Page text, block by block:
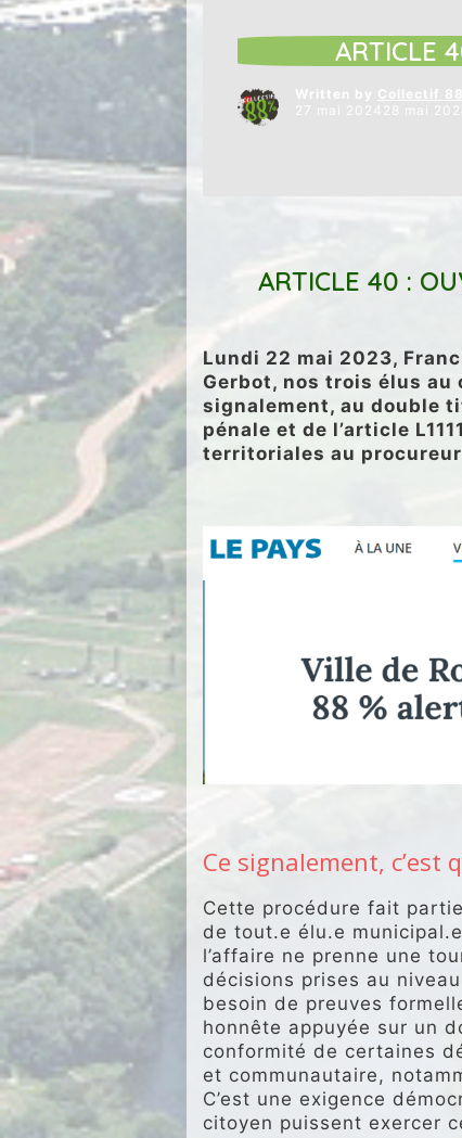
ARTICLE
Written by Collectif
27 mai 202428 mai
ARTICLE 40 :
Lundi 22 mai 2023,
Gerbot, nos trois élus au
signalement, au double
pénale et de l’article
territoriales au procureur
Ce signalement, c’est
Cette procédure fait
de tout.e élu.e
l’affaire ne prenne une
décisions prises au
besoin de preuves
honnête appuyée sur un
conformité de certaines
et communautaire,
C’est une exigence
citoyen puissent exercer